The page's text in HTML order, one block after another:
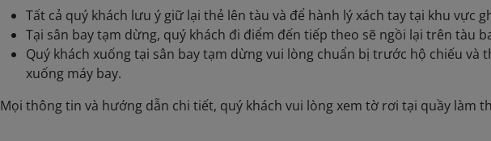
Tất cả quý khách lưu ý giữ lại thẻ lên tàu và để hành lý xách tay tại khu vực
Tại sân bay tạm dừng, quý khách đi điểm đến tiếp theo sẽ ngồi lại trên tàu
Quý khách xuống tại sân bay tạm dừng vui lòng chuẩn bị trước hộ chiếu và
xuống máy bay.
Mọi thông tin và hướng dẫn chi tiết, quý khách vui lòng xem tờ rơi tại quầy làm